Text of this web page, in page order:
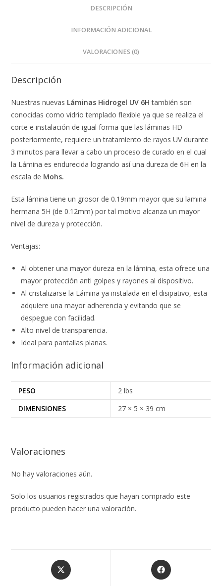
DESCRIPCIÓN
INFORMACIÓN ADICIONAL
VALORACIONES (0)
Descripción
Nuestras nuevas Láminas Hidrogel UV 6Htambién son
conocidas como vidrio templado flexible ya que se realiza el
corte e instalación de igual forma que las láminas HD
posteriormente, requiere un tratamiento de rayos UV durante
3 minutos para llevar a cabo un proceso de curado en el cual
la Lámina es endurecida logrando así una dureza de 6H en la
escala de Mohs.
Esta lámina tiene un grosor de 0.19mm mayor que su lamina
hermana 5H (de 0.12mm) por tal motivo alcanza un mayor
nivel de dureza y protección.
Ventajas:
Al obtener una mayor dureza en la lámina, esta ofrece una
mayor protección anti golpes y rayones al dispositivo.
Al cristalizarse la Lámina ya instalada en el disipativo, esta
adquiere una mayor adherencia y evitando que se
despegue con facilidad.
Alto nivel de transparencia.
Ideal para pantallas planas.
Información adicional
PESO
2 lbs
DIMENSIONES
27 × 5 × 39 cm
Valoraciones
No hay valoraciones aún.
Solo los usuarios registrados que hayan comprado este
producto pueden hacer una valoración.